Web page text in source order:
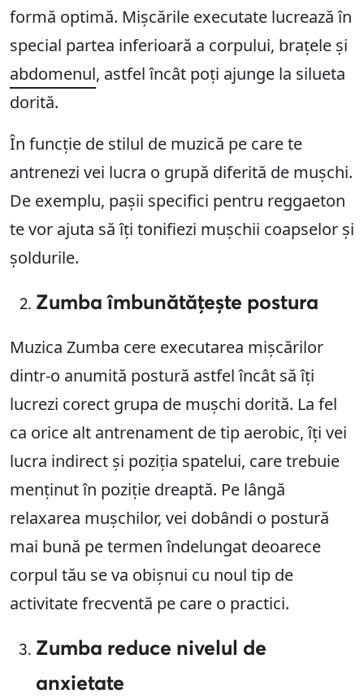
formă optimă. Mișcările executate lucrează în
special partea inferioară a corpului, brațele și
abdomenul, astfel încât poți ajunge la silueta
dorită.
În funcție de stilul de muzică pe care te
antrenezi vei lucra o grupă diferită de mușchi.
De exemplu, pașii specifici pentru reggaeton
te vor ajuta să îți tonifiezi mușchii coapselor și
șoldurile.
Zumba îmbunătățește postura
Muzica Zumba cere executarea mișcărilor
dintr-o anumită postură astfel încât să îți
lucrezi corect grupa de mușchi dorită. La fel
ca orice alt antrenament de tip aerobic, îți vei
lucra indirect și poziția spatelui, care trebuie
menținut în poziție dreaptă. Pe lângă
relaxarea mușchilor, vei dobândi o postură
mai bună pe termen îndelungat deoarece
corpul tău se va obișnui cu noul tip de
activitate frecventă pe care o practici.
Zumba reduce nivelul de
anxietate